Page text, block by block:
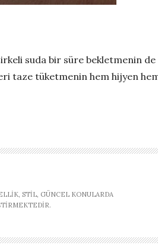
suda bir süre bekletmenin de
taze tüketmenin hem hijyen
STIL, GÜNCEL KONULARDA